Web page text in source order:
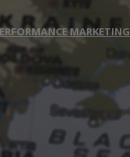
MARKETING